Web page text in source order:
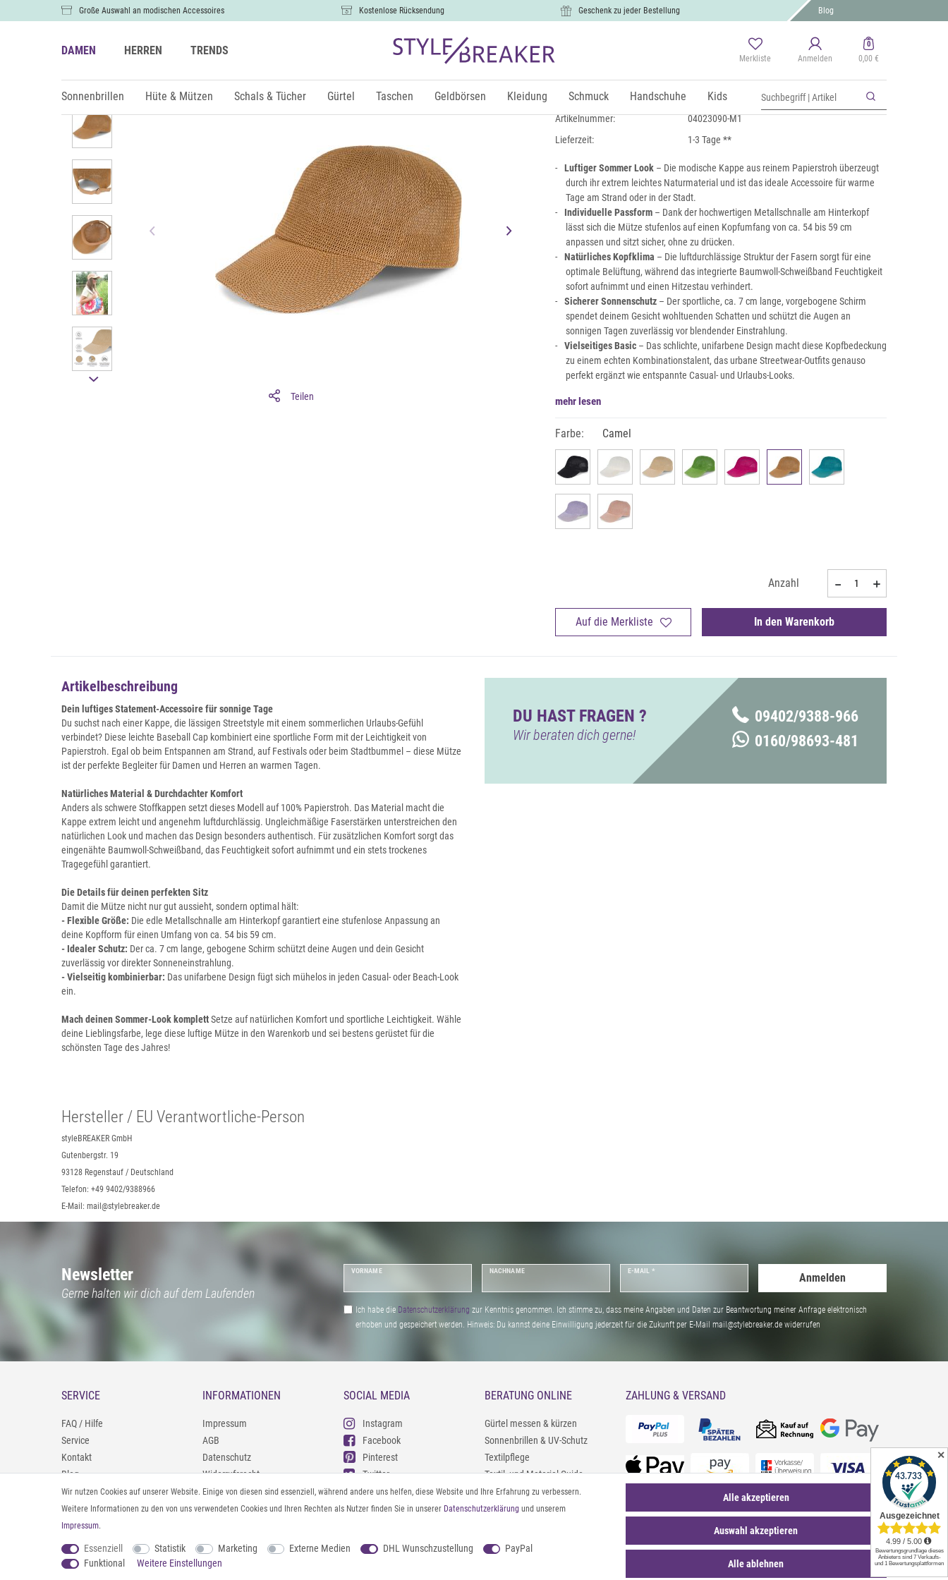
Große Auswahl an modischen Accessoires Kostenlose Rücksendung Geschenk zu jeder Bestellung Blog
DAMEN HERREN TRENDS
Merkliste Anmelden
0
0,00 €
Sonnenbrillen Hüte & Mützen Schals & Tücher Gürtel Taschen Geldbörsen Kleidung Schmuck Handschuhe Kids
Teilen
Papierstroh Baseball Cap
18,99 €
inkl. MwSt., zzgl.Versand
Artikelnummer:
04023090-M1
Lieferzeit:
1-3 Tage **
Luftiger Sommer Look– Die modische Kappe aus reinem Papierstroh überzeugt
durch ihr extrem leichtes Naturmaterial und ist das ideale Accessoire für warme
Tage am Strand oder in der Stadt.
Individuelle Passform– Dank der hochwertigen Metallschnalle am Hinterkopf
lässt sich die Mütze stufenlos auf einen Kopfumfang von ca. 54 bis 59 cm
anpassen und sitzt sicher, ohne zu drücken.
Natürliches Kopfklima – Die luftdurchlässige Struktur der Fasern sorgt für eine
optimale Belüftung, während das integrierte Baumwoll-Schweißband Feuchtigkeit
sofort aufnimmt und einen Hitzestau verhindert.
Sicherer Sonnenschutz– Der sportliche, ca. 7 cm lange, vorgebogene Schirm
spendet deinem Gesicht wohltuenden Schatten und schützt die Augen an
sonnigen Tagen zuverlässig vor blendender Einstrahlung.
Vielseitiges Basic– Das schlichte, unifarbene Design macht diese Kopfbedeckung
zu einem echten Kombinationstalent, das urbane Streetwear-Outfits genauso
perfekt ergänzt wie entspannte Casual- und Urlaubs-Looks.
mehr lesen
Farbe: Camel
Anzahl
Auf die Merkliste In den Warenkorb
Artikelbeschreibung
Dein luftiges Statement-Accessoire für sonnige Tage
Du suchst nach einer Kappe, die lässigen Streetstyle mit einem sommerlichen Urlaubs-Gefühl
verbindet? Diese leichte Baseball Cap kombiniert eine sportliche Form mit der Leichtigkeit von
Papierstroh. Egal ob beim Entspannen am Strand, auf Festivals oder beim Stadtbummel – diese Mütze
ist der perfekte Begleiter für Damen und Herren an warmen Tagen.
Natürliches Material & Durchdachter Komfort
Anders als schwere Stoffkappen setzt dieses Modell auf 100% Papierstroh. Das Material macht die
Kappe extrem leicht und angenehm luftdurchlässig. Ungleichmäßige Faserstärken unterstreichen den
natürlichen Look und machen das Design besonders authentisch. Für zusätzlichen Komfort sorgt das
eingenähte Baumwoll-Schweißband, das Feuchtigkeit sofort aufnimmt und ein stets trockenes
Tragegefühl garantiert.
Die Details für deinen perfekten Sitz
Damit die Mütze nicht nur gut aussieht, sondern optimal hält:
- Flexible Größe: Die edle Metallschnalle am Hinterkopf garantiert eine stufenlose Anpassung an
deine Kopfform für einen Umfang von ca. 54 bis 59 cm.
- Idealer Schutz: Der ca. 7 cm lange, gebogene Schirm schützt deine Augen und dein Gesicht
zuverlässig vor direkter Sonneneinstrahlung.
- Vielseitig kombinierbar: Das unifarbene Design fügt sich mühelos in jeden Casual- oder Beach-Look
ein.
Mach deinen Sommer-Look komplettSetze auf natürlichen Komfort und sportliche Leichtigkeit. Wähle
deine Lieblingsfarbe, lege diese luftige Mütze in den Warenkorb und sei bestens gerüstet für die
schönsten Tage des Jahres!
DU HAST FRAGEN ?
Wir beraten dich gerne!
09402/9388-966
0160/98693-481
Hersteller / EU Verantwortliche-Person
styleBREAKER GmbH
Gutenbergstr. 19
93128 Regenstauf / Deutschland
Telefon: +49 9402/9388966
E-Mail: mail@stylebreaker.de
Newsletter
Gerne halten wir dich auf dem Laufenden
VORNAME NACHNAME E-MAIL *
Anmelden
Ich habe die Daten­schutz­erklärung zur Kenntnis genommen. Ich stimme zu, dass meine Angaben und Daten zur Beantwortung meiner Anfrage elektronisch
erhoben und gespeichert werden. Hinweis: Du kannst deine Einwilligung jederzeit für die Zukunft per E-Mail mail@stylebreaker.de widerrufen
SERVICE
FAQ / Hilfe
Service
Kontakt
Blog
09402/9388966
0160/98693481
INFORMATIONEN
Impressum
AGB
Datenschutz
Widerrufsrecht
Zahlung und Versand
Rücksendeinformationen
Vertrag widerrufen
SOCIAL MEDIA
Instagram
Facebook
Pinterest
Twitter
Youtube
Threads
BERATUNG ONLINE
Gürtel messen & kürzen
Sonnenbrillen & UV-Schutz
Textilpflege
Textil- und Material-Guide
Geldbörse richtig organisieren
Pflegeanleitung für Caps
ZAHLUNG & VERSAND
Wir nutzen Cookies auf unserer Website. Einige von diesen sind essenziell, während andere uns helfen, diese Website und Ihre Erfahrung zu verbessern.
Weitere Informationen zu den von uns verwendeten Cookies und Ihren Rechten als Nutzer finden Sie in unserer Daten­schutz­erklärung und unserem
Impressum.
Essenziell Statistik Marketing Externe Medien DHL Wunschzustellung
PayPal
Funktional
Weitere Einstellungen
Auswahl akzeptieren
Alle ablehnen
Alle akzeptieren
✕